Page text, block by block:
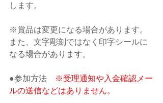
します。
※賞品は変更になる場合があります。
また、文字彫刻ではなく印字シールに
なる場合があります。
●参加方法 ※受理通知や入金確認メー
ルの送信などはありません。